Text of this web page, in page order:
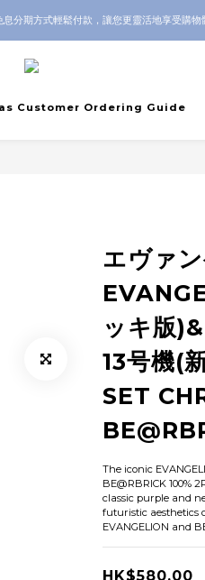
Shipping｜💬 Questions? Message us
分期方式輕鬆付款，讓您更靈活地享受購物
Shipping｜💬 Questions? Message us
Customer Ordering Guide
エヴァ
ッキ版
13号機(
SET
The iconic
BE@RBRICK 100%
classic purple and
futuristic aesthetics
EVANGELION and
HK$580.00